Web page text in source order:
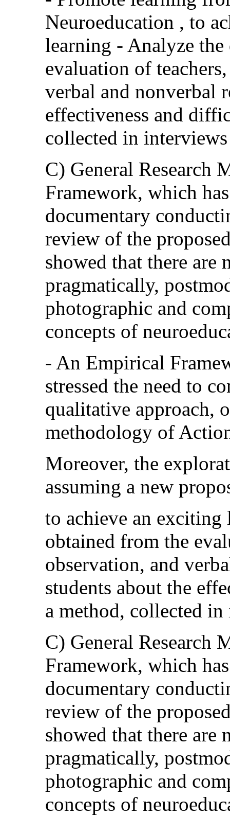
Neuroeducation , to
learning - Analyze
evaluation of
verbal and nonverbal
effectiveness and
collected in
C) General Research
Framework, which
documentary
review of the
showed that there are
pragmatically,
photographic and
concepts of
- An Empirical
stressed the need to
qualitative approach,
methodology of
Moreover, the
assuming a new
to achieve an exciting
obtained from the
observation, and
students about the
a method, collected
C) General Research
Framework, which
documentary
review of the
showed that there are
pragmatically,
photographic and
concepts of